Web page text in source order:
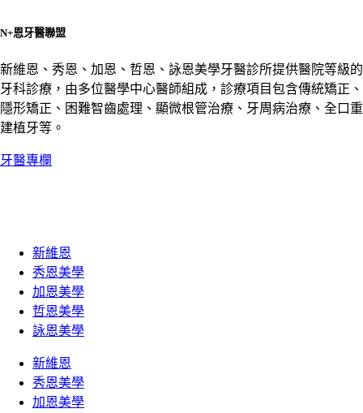
N+恩牙醫聯盟
新維恩、秀恩、加恩、哲恩、詠恩美學牙醫診所提供醫院等級的
牙科診療，由多位醫學中心醫師組成，診療項目包含傳統矯正、
隱形矯正、困難智齒處理、顯微根管治療、牙周病治療、全口重
建植牙等。
牙醫專欄
新維恩
秀恩美學
加恩美學
哲恩美學
詠恩美學
新維恩
秀恩美學
加恩美學